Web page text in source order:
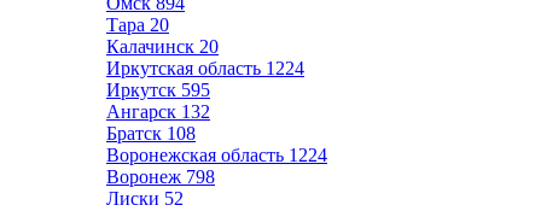
Тара 20
Калачинск 20
Иркутская область 1224
Иркутск 595
Ангарск 132
Братск 108
Воронежская область 1224
Воронеж 798
Лиски 52